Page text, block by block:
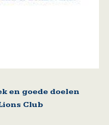
en goede doelen
Club